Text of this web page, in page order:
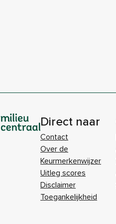
Direct naar
Contact
Over de
Keurmerkenwijzer
Uitleg scores
Disclaimer
Toegankelijkheid